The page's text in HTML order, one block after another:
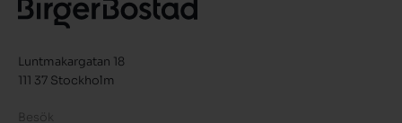
Luntmakargatan 18
111 37 Stockholm
Besök